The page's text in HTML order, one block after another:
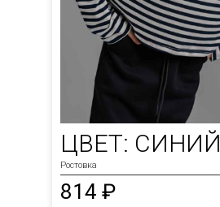
ЦВЕТ: СИНИЙ
Ростовка
814 ₽